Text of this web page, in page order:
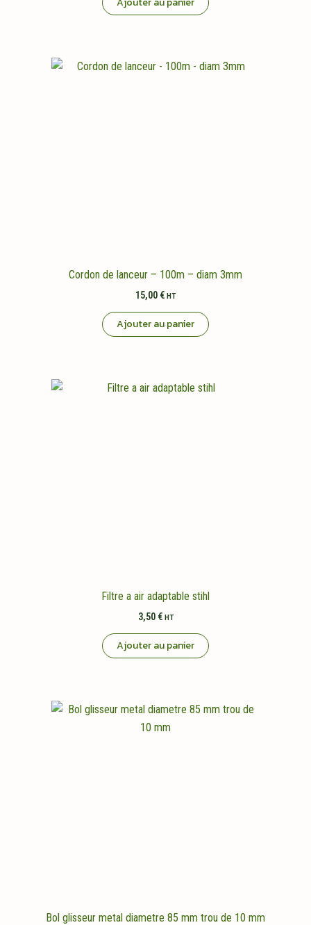
Cordon de lanceur – 100m – diam 3mm
15,00 € HT
Ajouter au panier
Filtre a air adaptable stihl
3,50 € HT
Ajouter au panier
Bol glisseur metal diametre 85 mm trou de 10 mm